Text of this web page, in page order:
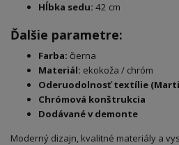
Hĺbka sedu: 42 cm
Ďalšie parametre:
Farba: čierna
Materiál: ekokoža / chróm
Oderuodolnosť textílie
Chrómová konštrukcia
Dodávané v demonte
Moderný dizajn, kvalitné materiály a